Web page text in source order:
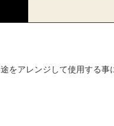
をアレンジして使用する